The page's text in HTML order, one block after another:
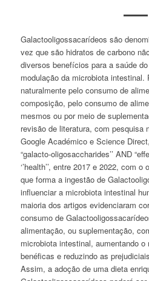
Galactooligossacarídeos são
vez que são hidratos de carbono
diversos benefícios para a saúde
modulação da microbiota intestinal.
naturalmente pelo consumo de
composição, pelo consumo de
mesmos ou por meio de
revisão de literatura, com pesquisa
Google Académico e Science Direct
“galacto-oligosaccharides’’ AND
‘’health’’, entre 2017 e 2022, com
que forma a ingestão de
influenciar a microbiota intestinal
maioria dos artigos evidenciaram
consumo de
alimentação, ou suplementação,
microbiota intestinal, aumentando o
benéficas e reduzindo as
Assim, a adoção de uma dieta